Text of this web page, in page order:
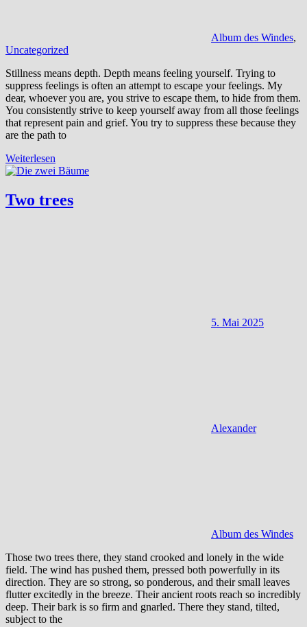
Album des Windes,
Uncategorized
Stillness means depth. Depth means feeling yourself. Trying to
suppress feelings is often an attempt to escape your feelings. My
dear, whoever you are, you strive to escape them, to hide from them.
You consistently strive to keep yourself away from all those feelings
that represent pain and grief. You try to suppress these because they
are the path to
Weiterlesen
Two trees
5. Mai 2025
Alexander
Album des Windes
Those two trees there, they stand crooked and lonely in the wide
field. The wind has pushed them, pressed both powerfully in its
direction. They are so strong, so ponderous, and their small leaves
flutter excitedly in the breeze. Their ancient roots reach so incredibly
deep. Their bark is so firm and gnarled. There they stand, tilted,
subject to the